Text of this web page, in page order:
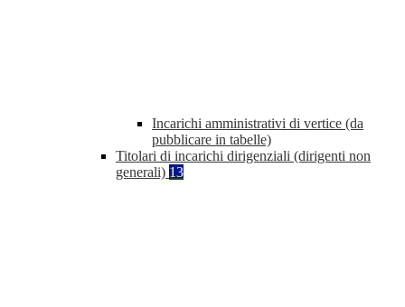
Incarichi amministrativi di vertice (da
pubblicare in tabelle)
Titolari di incarichi dirigenziali (dirigenti non
generali) 13